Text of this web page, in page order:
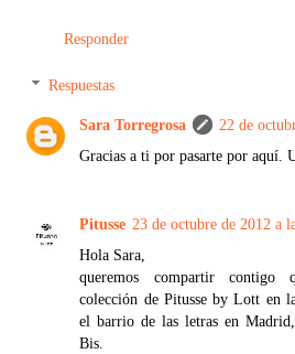
Responder
Respuestas
Sara Torregrosa
22 de
Gracias a ti por pasarte por aquí.
Pitusse 23 de octubre de 2012 a
Hola Sara,
queremos compartir contigo
colección de Pitusse by Lott en
el barrio de las letras en
Bis.